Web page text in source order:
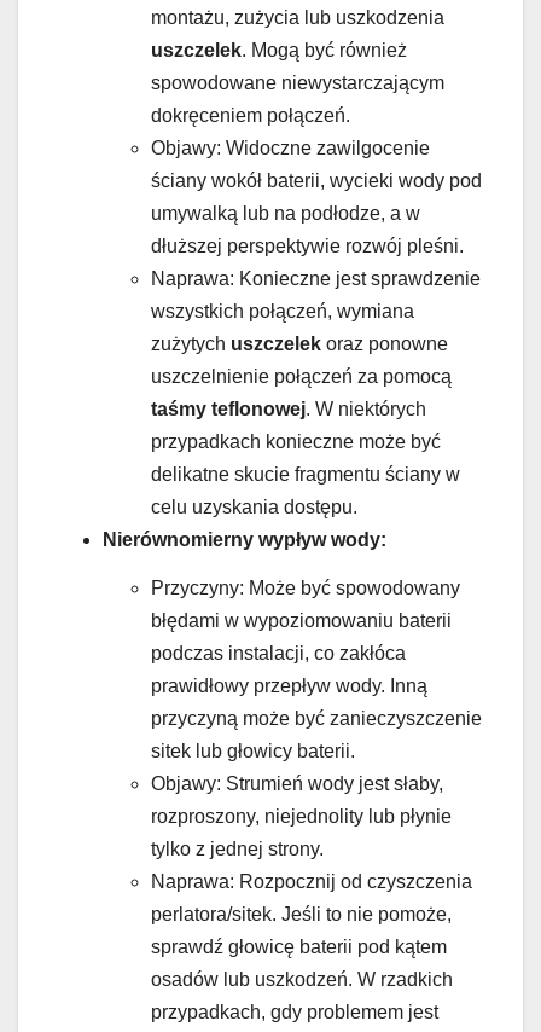
montażu, zużycia lub uszkodzenia
uszczelek. Mogą być również
spowodowane niewystarczającym
dokręceniem połączeń.
Objawy: Widoczne zawilgocenie
ściany wokół baterii, wycieki wody pod
umywalką lub na podłodze, a w
dłuższej perspektywie rozwój pleśni.
Naprawa: Konieczne jest sprawdzenie
wszystkich połączeń, wymiana
zużytych uszczelek oraz ponowne
uszczelnienie połączeń za pomocą
taśmy teflonowej. W niektórych
przypadkach konieczne może być
delikatne skucie fragmentu ściany w
celu uzyskania dostępu.
Nierównomierny wypływ wody:
Przyczyny: Może być spowodowany
błędami w wypoziomowaniu baterii
podczas instalacji, co zakłóca
prawidłowy przepływ wody. Inną
przyczyną może być zanieczyszczenie
sitek lub głowicy baterii.
Objawy: Strumień wody jest słaby,
rozproszony, niejednolity lub płynie
tylko z jednej strony.
Naprawa: Rozpocznij od czyszczenia
perlatora/sitek. Jeśli to nie pomoże,
sprawdź głowicę baterii pod kątem
osadów lub uszkodzeń. W rzadkich
przypadkach, gdy problemem jest